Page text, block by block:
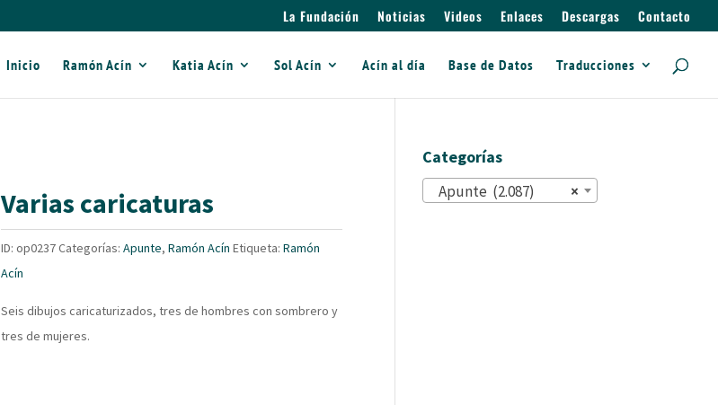
La Fundación Noticias Videos Enlaces Descargas Contacto
Inicio Ramón Acín Katia Acín Sol Acín Acín al día Base de Datos Traducciones
Varias caricaturas
ID:op0237Categorías:Apunte,Ramón Acín Etiqueta:Ramón
Acín
Seis dibujos caricaturizados, tres de hombres con sombrero y
tres de mujeres.
Categorías
×
Apunte (2.087)